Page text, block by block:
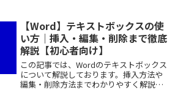
後まで読んでいってください。
【Word】テキストボックスの使
い方｜挿入・編集・削除まで徹底
解説【初心者向け】
この記事では、Wordのテキストボックス
について解説しております。挿入方法や
編集・削除方法までわかりやすく解説し